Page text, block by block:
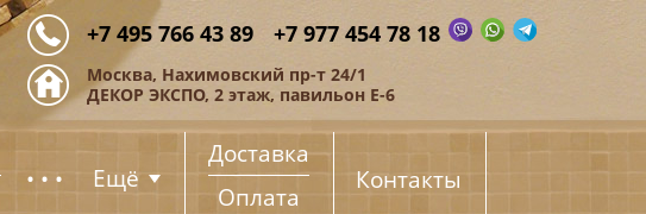
+7 495 766 43 89 +7 977 454 78 18
Москва, Нахимовский пр-т 24/1
ДЕКОР ЭКСПО, 2 этаж, павильон Е-6
... Ещё
Доставка
Оплата
Контакты